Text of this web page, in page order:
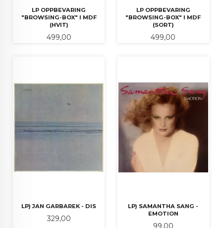
LP OPPBEVARING
"BROWSING-BOX" I MDF
(HVIT)
Pris
499,00
LP OPPBEVARING
"BROWSING-BOX" I MDF
(SORT)
Pris
499,00
LP) JAN GARBAREK - DIS
Pris
329,00
LP) SAMANTHA SANG -
EMOTION
Pris
99,00